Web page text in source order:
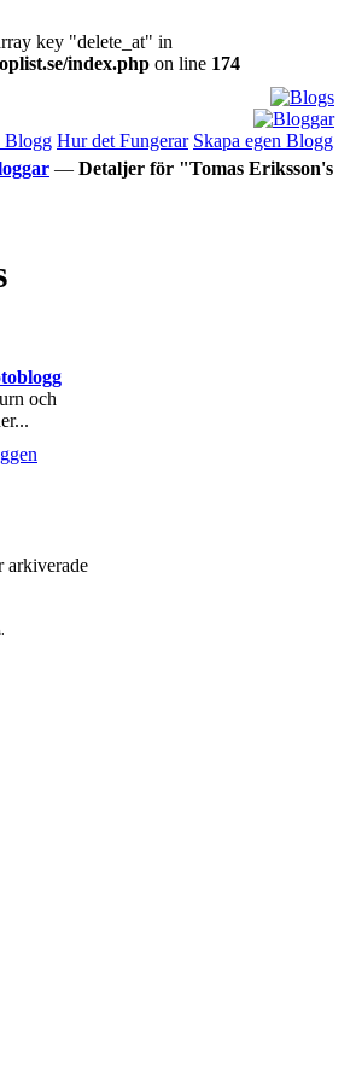
key "delete_at" in
index.php on line 174
Blogg Hur det Fungerar Skapa egen Blogg
— Detaljer för "Tomas Eriksson's
och
arkiverade